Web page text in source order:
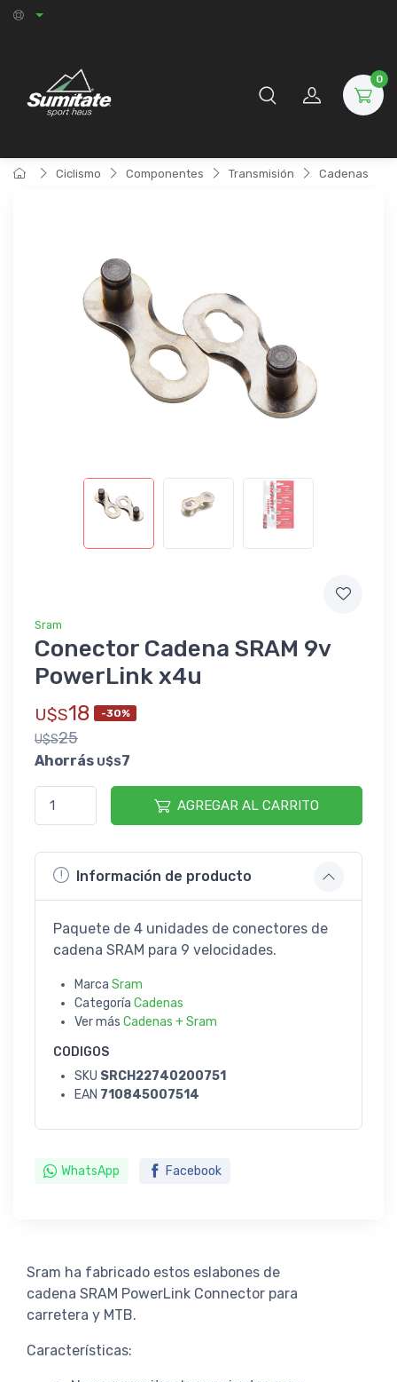
0
Ciclismo Componentes Transmisión Cadenas
Sram
Conector Cadena SRAM 9v
PowerLink x4u
U$S18 -30%
U$S25
Ahorrás U$S7
AGREGAR AL CARRITO
Información de producto
Paquete de 4 unidades de conectores de
cadena SRAM para 9 velocidades.
Marca Sram
Categoría Cadenas
Ver más Cadenas + Sram
CODIGOS
SKU SRCH22740200751
EAN 710845007514
WhatsApp Facebook
Sram ha fabricado estos eslabones de
cadena SRAM PowerLink Connector para
carretera y MTB.
Características: